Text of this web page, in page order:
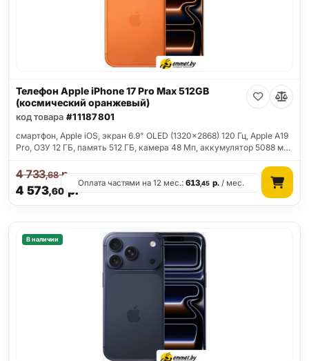
Телефон Apple iPhone 17 Pro Max 512GB
(космический оранжевый)
код товара #11187801
смартфон, Apple iOS, экран 6.9" OLED (1320x2868) 120 Гц, Apple A19
Pro, ОЗУ 12 ГБ, память 512 ГБ, камера 48 Мп, аккумулятор 5088 м…
4 573,60 р.
4 733,68р.
Оплата частями на 12 мес.:613,45 р./ мес.
В наличии